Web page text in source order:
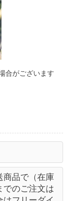
合がございます
商品で（在庫
でのご注文は